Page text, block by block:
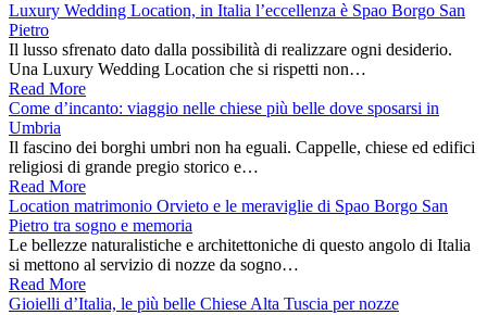
Luxury Wedding Location, in Italia l’eccellenza è Spao Borgo San
Pietro
Il lusso sfrenato dato dalla possibilità di realizzare ogni desiderio.
Una Luxury Wedding Location che si rispetti non…
Read More
Come d’incanto: viaggio nelle chiese più belle dove sposarsi in
Umbria
Il fascino dei borghi umbri non ha eguali. Cappelle, chiese ed edifici
religiosi di grande pregio storico e…
Read More
Location matrimonio Orvieto e le meraviglie di Spao Borgo San
Pietro tra sogno e memoria
Le bellezze naturalistiche e architettoniche di questo angolo di Italia
si mettono al servizio di nozze da sogno…
Read More
Gioielli d’Italia, le più belle Chiese Alta Tuscia per nozze